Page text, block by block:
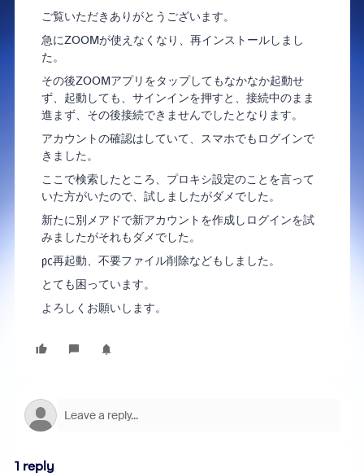
ご覧いただきありがとうございます。
急にZOOMが使えなくなり、再インストールしまし
た。
その後ZOOMアプリをタップしてもなかなか起動せ
ず、起動しても、サインインを押すと、接続中のまま
進まず、その後接続できませんでしたとなります。
アカウントの確認はしていて、スマホでもログインで
きました。
ここで検索したところ、プロキシ設定のことを言って
いた方がいたので、試しましたがダメでした。
新たに別メアドで新アカウントを作成しログインを試
みましたがそれもダメでした。
㍶再起動、不要ファイル削除などもしました。
とても困っています。
よろしくお願いします。
1 reply